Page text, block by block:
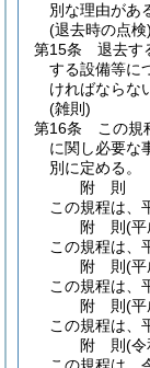
別な理由があ
(退去時の点検)
第15条
退去す
する設備等に
ければならな
(雑則)
第16条
この規
に関し必要な
別に定める。
附 則
この規程は、
附 則(平
この規程は、
附 則(平
この規程は、
附 則(平
この規程は、
附 則(令